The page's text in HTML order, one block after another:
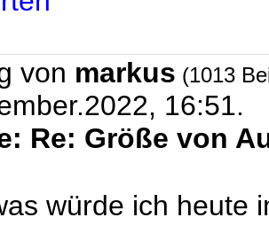
von markus (1013
16:51.
Re: Größe von
würde ich heute